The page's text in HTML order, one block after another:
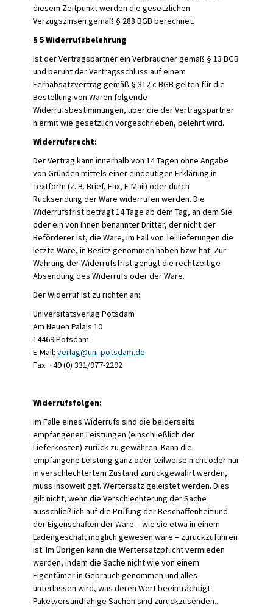
diesem Zeitpunkt werden die gesetzlichen
Verzugszinsen gemäß § 288 BGB berechnet.
§ 5 Widerrufsbelehrung
Ist der Vertragspartner ein Verbraucher gemäß § 13 BGB
und beruht der Vertragsschluss auf einem
Fernabsatzvertrag gemäß § 312 c BGB gelten für die
Bestellung von Waren folgende
Widerrufsbestimmungen, über die der Vertragspartner
hiermit wie gesetzlich vorgeschrieben, belehrt wird.
Widerrufsrecht:
Der Vertrag kann innerhalb von 14 Tagen ohne Angabe
von Gründen mittels einer eindeutigen Erklärung in
Textform (z. B. Brief, Fax, E-Mail) oder durch
Rücksendung der Ware widerrufen werden. Die
Widerrufsfrist beträgt 14 Tage ab dem Tag, an dem Sie
oder ein von Ihnen benannter Dritter, der nicht der
Beförderer ist, die Ware, im Fall von Teillieferungen die
letzte Ware, in Besitz genommen haben bzw. hat. Zur
Wahrung der Widerrufsfrist genügt die rechtzeitige
Absendung des Widerrufs oder der Ware.
Der Widerruf ist zu richten an:
Universitätsverlag Potsdam
Am Neuen Palais 10
14469 Potsdam
E-Mail: verlag@uni-potsdam.de
Fax: +49 (0) 331/977-2292
Widerrufsfolgen:
Im Falle eines Widerrufs sind die beiderseits
empfangenen Leistungen (einschließlich der
Lieferkosten) zurück zu gewähren. Kann die
empfangene Leistung ganz oder teilweise nicht oder nur
in verschlechtertem Zustand zurückgewährt werden,
muss insoweit ggf. Wertersatz geleistet werden. Dies
gilt nicht, wenn die Verschlechterung der Sache
ausschließlich auf die Prüfung der Beschaffenheit und
der Eigenschaften der Ware – wie sie etwa in einem
Ladengeschäft möglich gewesen wäre – zurückzuführen
ist. Im Übrigen kann die Wertersatzpflicht vermieden
werden, indem die Sache nicht wie von einem
Eigentümer in Gebrauch genommen und alles
unterlassen wird, was deren Wert beeinträchtigt.
Paketversandfähige Sachen sind zurückzusenden..